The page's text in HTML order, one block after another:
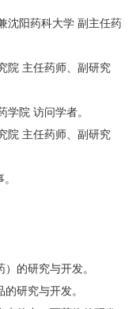
沈阳药科大学 副主任药
院 主任药师、副研究
院 访问学者。
院 主任药师、副研究
的研究与开发。
研究与开发。